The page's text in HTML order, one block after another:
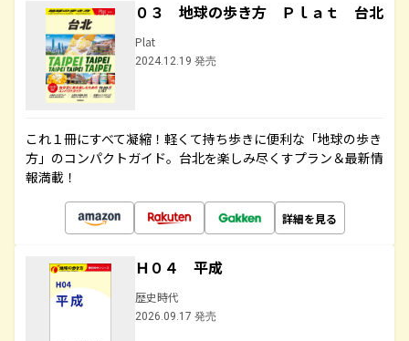
０３ 地球の歩き方 Ｐｌａｔ 台北
Plat
2024.12.19 発売
これ１冊にすべて凝縮！軽くて持ち歩きに便利な「地球の歩き
方」のコンパクトガイド。台北を楽しみ尽くすプラン＆最新情
報満載！
詳細を見る
Ｈ０４ 平成
歴史時代
2026.09.17 発売